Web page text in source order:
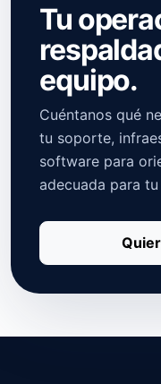
Tu
equipo.
Cuéntanos qué
tu soporte,
software para
adecuada para